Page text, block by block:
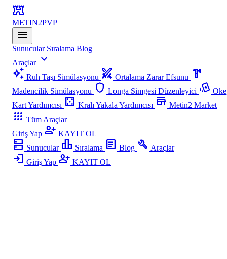
fort
METIN2PVP
menu
Sunucular Sıralama Blog
Araçlar expand_more
auto_awesome Ruh Taşı Simülasyonu swords Ortalama Zarar Efsunu hardware
Madencilik Simülasyonu shield Longa Simgesi Düzenleyici playing_cards
Kart Yardımcısı casino Kralı Yakala Yardımcısı store Metin2 Market
apps Tüm Araçlar
Giriş Yap person_add KAYIT OL
dns Sunucular leaderboard Sıralama article Blog build Araçlar
login Giriş Yap person_add KAYIT OL